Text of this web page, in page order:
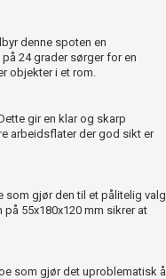
denne spoten en
24 grader sørger for en
objekter i et rom.
gir en klar og skarp
arbeidsflater der god sikt er
som gjør den til et pålitelig valg
55x180x120 mm sikrer at
som gjør det uproblematisk å